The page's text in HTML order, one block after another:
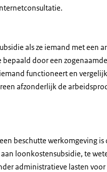
als ze iemand met een
door een
functioneert en
afzonderlijk de
beschutte werkomgeving
loonkostensubsidie, te
administratieve lasten